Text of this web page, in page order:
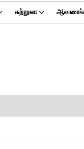
சுற்றுலா